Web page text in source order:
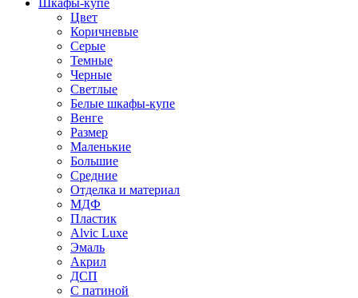
Шкафы-купе
Цвет
Коричневые
Серые
Темные
Черные
Светлые
Белые шкафы-купе
Венге
Размер
Маленькие
Большие
Средние
Отделка и материал
МДФ
Пластик
Alvic Luxe
Эмаль
Акрил
ДСП
С патиной